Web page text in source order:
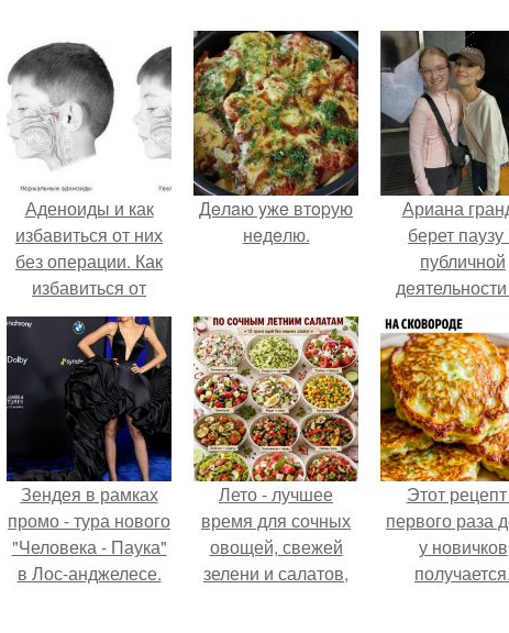
Аденоиды и как
избавиться от них
без операции. Как
избавиться от
аденоидов без
операции?
Дeлaю yжe втopую
нeдeлю.
Ариана
берет паузу
публичной
фоне слухов о
своем
Зендея в рамках
промо - тура нового
"Человека - Паука"
в Лос-анджелесе.
Лето - лучшее
время для сочных
овощей, свежей
зелени и салатов,
Этот
первого раза
у новичков
получается.